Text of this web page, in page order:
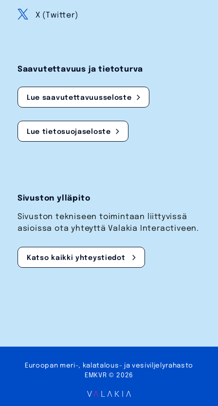
X (Twitter)
Saavutettavuus ja tietoturva
Lue saavutettavuusseloste
Lue tietosuojaseloste
Sivuston ylläpito
Sivuston tekniseen toimintaan liittyvissä
asioissa ota yhteyttä Valakia Interactiveen.
Katso kaikki yhteystiedot
Euroopan meri-, kalatalous- ja vesi­viljely­rahasto
EMKVR © 2026